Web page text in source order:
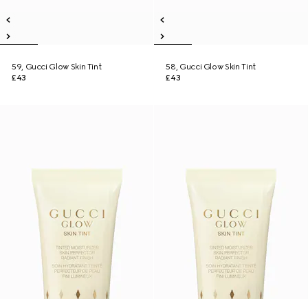
59, Gucci Glow Skin Tint
£43
58, Gucci Glow Skin Tint
£43